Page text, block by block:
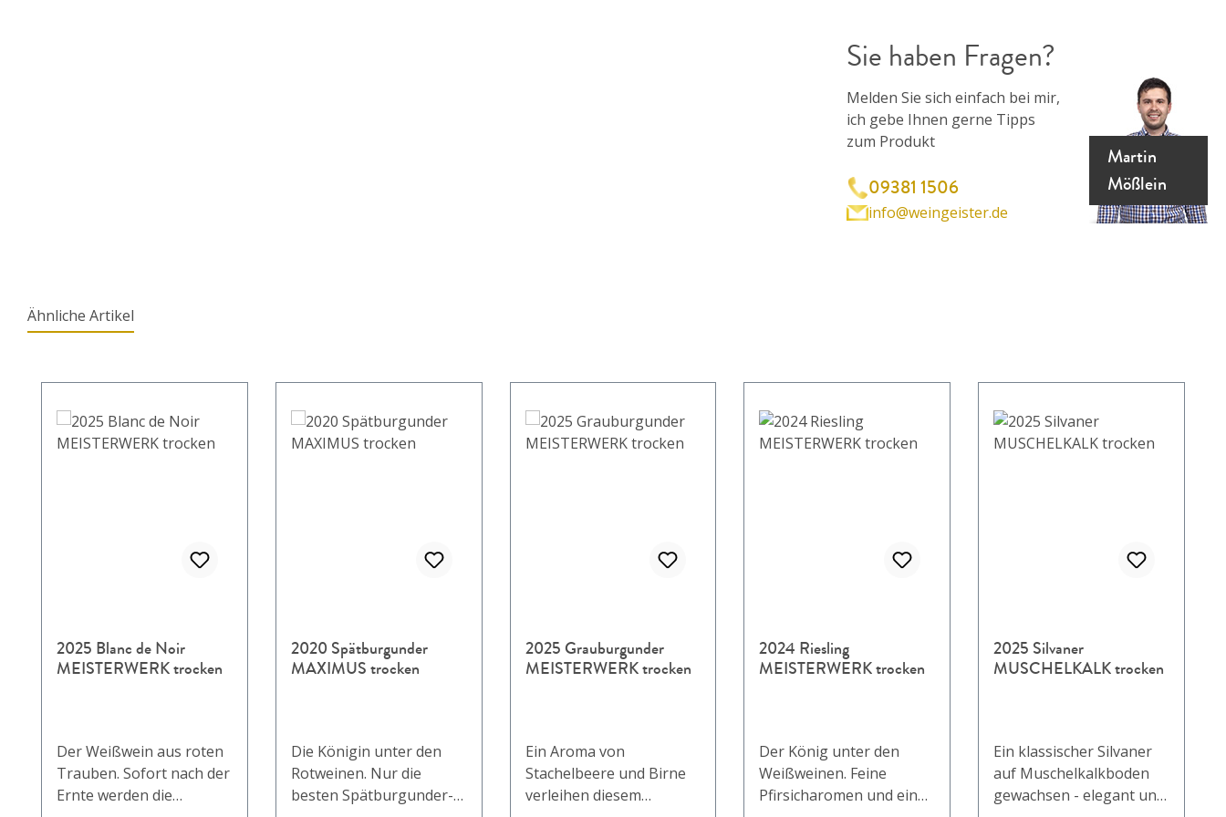
Sie haben Fragen?
Melden Sie sich einfach bei mir,
ich gebe Ihnen gerne Tipps
zum Produkt
09381 1506
info@weingeister.de
Martin
Mößlein
Ähnliche Artikel
2025 Blanc de Noir
MEISTERWERK trocken
Der Weißwein aus roten
Trauben. Sofort nach der
Ernte werden die
2020 Spätburgunder
MAXIMUS trocken
Die Königin unter den
Rotweinen. Nur die
besten Spätburgunder-
2025 Grauburgunder
MEISTERWERK trocken
Ein Aroma von
Stachelbeere und Birne
verleihen diesem
2024 Riesling
MEISTERWERK trocken
Der König unter den
Weißweinen. Feine
Pfirsicharomen und eine
2025 Silvaner
MUSCHELKALK trocken
Ein klassischer Silvaner
auf Muschelkalkboden
gewachsen - elegant und